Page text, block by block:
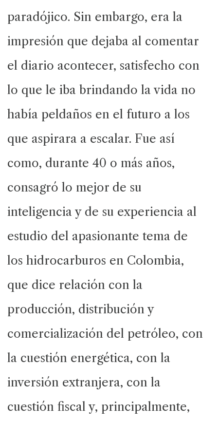
paradójico. Sin embargo, era la
impresión que dejaba al comentar
el diario acontecer, satisfecho con
lo que le iba brindando la vida no
había peldaños en el futuro a los
que aspirara a escalar. Fue así
como, durante 40 o más años,
consagró lo mejor de su
inteligencia y de su experiencia al
estudio del apasionante tema de
los hidrocarburos en Colombia,
que dice relación con la
producción, distribución y
comercialización del petróleo, con
la cuestión energética, con la
inversión extranjera, con la
cuestión fiscal y, principalmente,